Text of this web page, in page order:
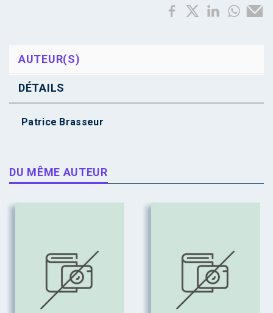
AUTEUR(S)
DÉTAILS
Patrice Brasseur
DU MÊME AUTEUR